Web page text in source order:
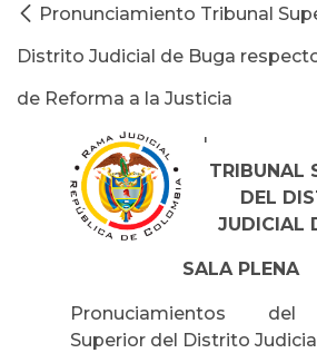
Pronunciamiento Tribunal
Distrito Judicial de Buga
de Reforma a la Justicia
'
TRIBUNAL
DEL
JUDICIAL
SALA PLENA
Pronuciamientos del
Superior del Distrito